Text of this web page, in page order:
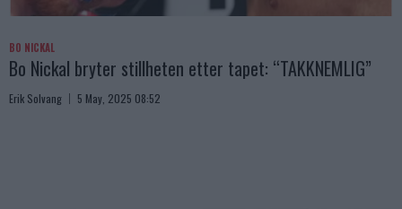
BO NICKAL
Bo Nickal bryter stillheten etter tapet: “TAKKNEMLIG”
Erik Solvang 5 May, 2025 08:52